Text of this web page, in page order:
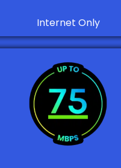
Internet Only